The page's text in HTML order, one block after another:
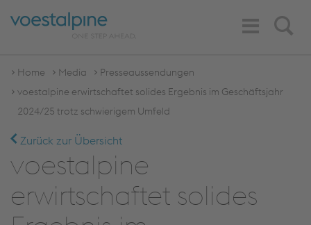
Search
Toggle
Navigation
Home Media
Presseaussendungen
voestalpine erwirtschaftet solides Ergebnis im Geschäftsjahr
2024/25 trotz schwierigem Umfeld
Zurück zur Übersicht
voestalpine
erwirtschaftet solides